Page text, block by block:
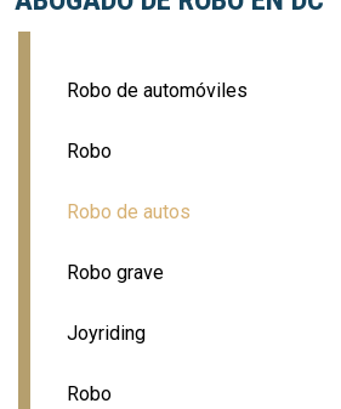
Robo de automóviles
Robo
Robo de autos
Robo grave
Joyriding
Robo